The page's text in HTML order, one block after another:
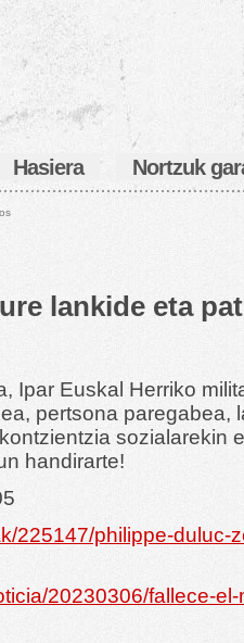
Hasiera Nortzuk
lankide eta
Ipar Euskal Herriko
pertsona paregabea,
sozialarekin
handirarte!
225147/philippe-duluc-
20230306/fallece-